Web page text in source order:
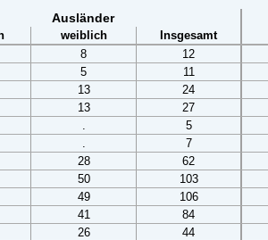
Ausländer
weiblich Insgesamt
8 12
5 11
13 24
13 27
. 5
. 7
28 62
50 103
49 106
41 84
26 44